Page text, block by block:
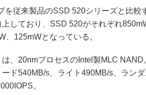
従来製品のSSD 520シリーズと比較
しており、SSD 520がそれぞれ
、125mWとなっている。
、20nmプロセスのIntel製MLC NAND
ド540MB/s、ライト490MB/s、ラン
。